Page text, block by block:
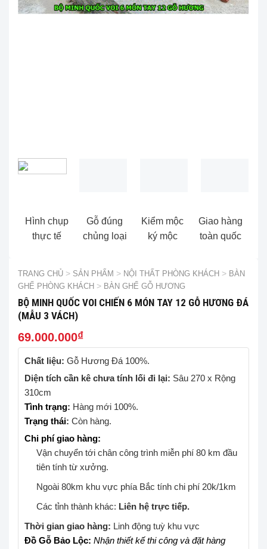
Hình chụp
thực tế
Gỗ đúng
chủng loại
Kiểm mộc
ký mộc
Giao hàng
toàn quốc
TRANG CHỦ > SẢN PHẨM > NỘI THẤT PHÒNG KHÁCH > BÀN
GHẾ PHÒNG KHÁCH > BÀN GHẾ GỖ HƯƠNG
BỘ MINH QUỐC VOI CHIẾN 6 MÓN TAY 12 GỖ HƯƠNG ĐÁ
(MẪU 3 VÁCH)
69.000.000₫
Chất liệu: Gỗ Hương Đá 100%.
Diện tích cần kê chưa tính lối đi lại: Sâu 270 x Rộng
310cm
Tình trạng: Hàng mới 100%.
Trạng thái: Còn hàng.
Chi phí giao hàng:
Vận chuyển tới chân công trình miễn phí 80 km đầu
tiên tính từ xưởng.
Ngoài 80km khu vực phía Bắc tính chi phí 20k/1km
Các tỉnh thành khác: Liên hệ trực tiếp.
Thời gian giao hàng: Linh động tuỳ khu vực
Đồ Gỗ Bảo Lộc: Nhận thiết kế thi công và đặt hàng